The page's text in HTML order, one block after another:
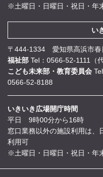
※土曜日・日曜日・祝日・
い
〒444-1334 愛知県高浜市春
福祉部 Tel：0566-52-1111（代
こども未来部・教育委員会
0566-52-8188
いきいき広場開庁時間
平日 9時00分から16時
窓口業務以外の施設利用は
利用可
※土曜日・日曜日・祝日・